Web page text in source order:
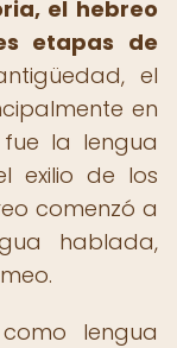
el hebreo
etapas de
el
en
la lengua
exilio de los
comenzó a
hablada,
lengua